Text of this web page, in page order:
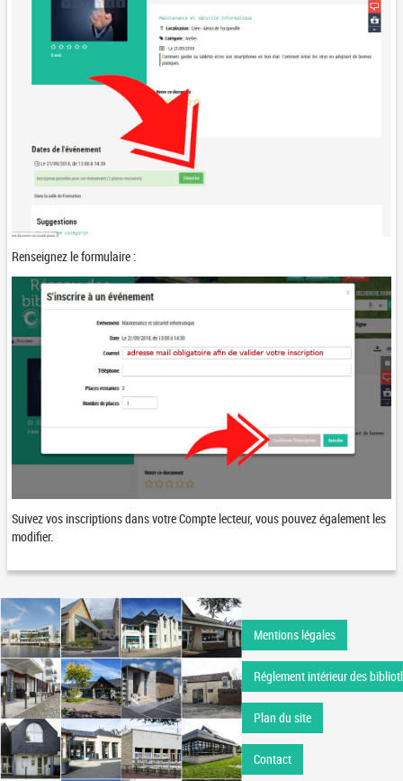
Renseignez le formulaire :
Suivez vos inscriptions dans votre Compte lecteur, vous pouvez également les
modifier.
Mentions légales
Réglement intérieur des
Plan du site
Contact